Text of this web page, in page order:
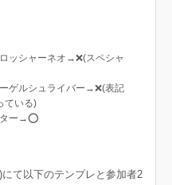
ッシャーネオ→❌(スペシャ
ゲルシュライバー→❌(表記
ている)
ター→⭕️
て以下のテンプレと参加者2